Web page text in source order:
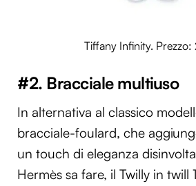
Tiffany Infinity.
#2. Bracciale multiuso
In alternativa al classico
bracciale-foulard, che
un touch di eleganza
Hermès sa fare, il Twilly in twill